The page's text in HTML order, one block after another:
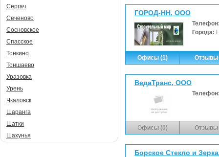
ГОРОД-НН, ООО
Города:
Офисы (1) Отзывы
ВедаТранс, ООО
Офисы (0) Отзывы
Борское Стекло и
Сергач
Сеченово
Сосновское
Спасское
Тонкино
Тоншаево
Уразовка
Урень
Чкаловск
Шаранга
Шатки
Шахунья